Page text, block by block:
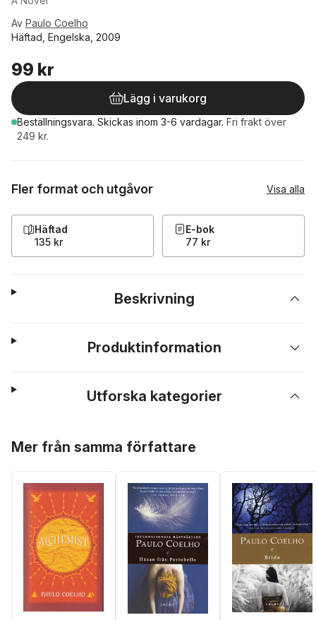
Av Paulo Coelho
Häftad, Engelska, 2009
99 kr
Lägg i varukorg
Beställningsvara. Skickas inom 3-6 vardagar. Fri frakt över
249 kr.
Fler format och utgåvor Visa alla
Häftad
135 kr
E-bok
77 kr
Beskrivning
Produktinformation
Utforska kategorier
Mer från samma författare